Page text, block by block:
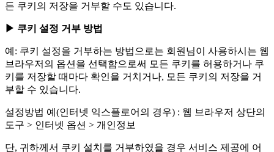
든 쿠키의 저장을 거부할 수도 있습니다.
▶ 쿠키 설정 거부 방법
예: 쿠키 설정을 거부하는 방법으로는 회원님이 사용하시는 웹
브라우저의 옵션을 선택함으로써 모든 쿠키를 허용하거나 쿠
키를 저장할 때마다 확인을 거치거나, 모든 쿠키의 저장을 거
부할 수 있습니다.
설정방법 예(인터넷 익스플로어의 경우) : 웹 브라우저 상단의
도구 > 인터넷 옵션 > 개인정보
단, 귀하께서 쿠키 설치를 거부하였을 경우 서비스 제공에 어